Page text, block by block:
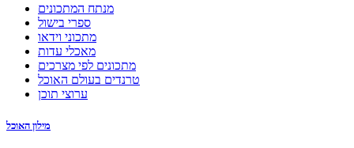
מנתח המתכונים
ספרי בישול
מתכוני וידאו
מאכלי עדות
מתכונים לפי מצרכים
טרנדים בעולם האוכל
ערוצי תוכן
מילון האוכל